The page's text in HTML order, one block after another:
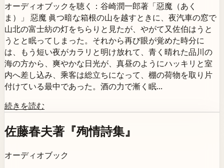
オーディオブックを聴く：谷崎潤一郎著「惡魔（あく
ま）」 惡魔 眞つ暗な箱根の山を越すときに、夜汽車の窓で
山北の富士紡の灯をちらりと見たが、やがて又佐伯はうと
うとと眠ってしまった。それから再び眼が覚めた時分に
は、もう短い夜がカラリと明け放れて、青く晴れた品川の
海の方から、爽やかな日光が、真昼のようにハッキリと室
内へ差し込み、乘客は総立ちになって、棚の荷物を取り片
付けている最中であった。酒の力で漸く眠...
続きを読む
佐藤春夫著『殉情詩集』
オーディオブック